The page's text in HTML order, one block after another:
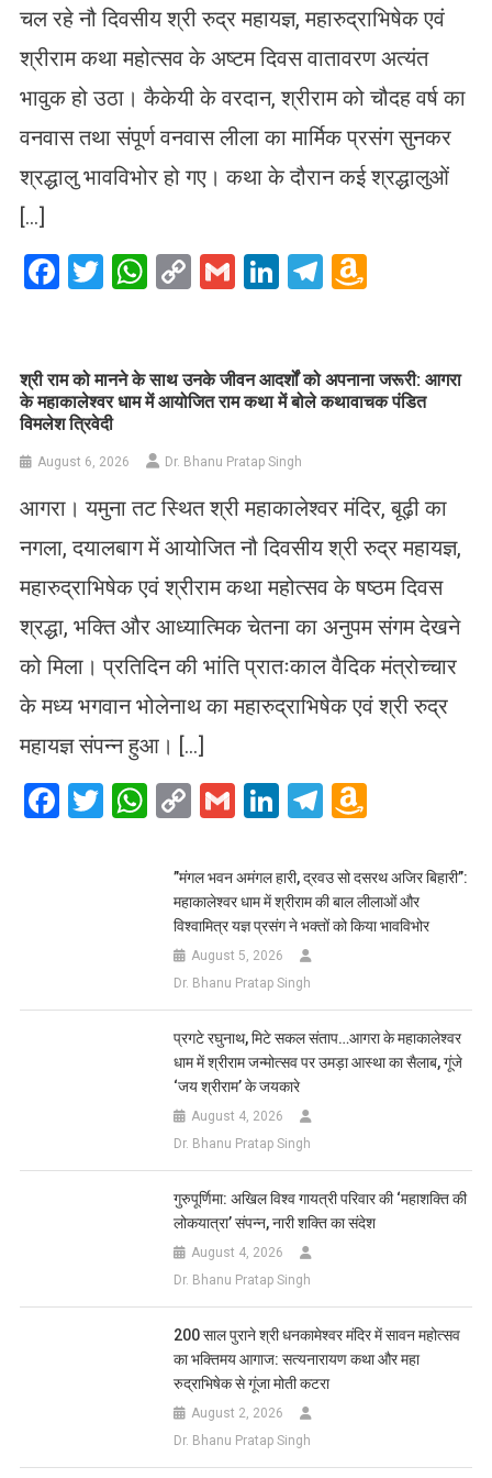
चल रहे नौ दिवसीय श्री रुद्र महायज्ञ, महारुद्राभिषेक एवं
श्रीराम कथा महोत्सव के अष्टम दिवस वातावरण अत्यंत
भावुक हो उठा। कैकेयी के वरदान, श्रीराम को चौदह वर्ष का
वनवास तथा संपूर्ण वनवास लीला का मार्मिक प्रसंग सुनकर
श्रद्धालु भावविभोर हो गए। कथा के दौरान कई श्रद्धालुओं
[…]
Facebook
Twitter
WhatsApp
CopyGmailLinkedIn
Telegram
​श्री राम को मानने के साथ उनके जीवन आदर्शों को अपनाना जरूरी: आगरा
के महाकालेश्वर धाम में आयोजित राम कथा में बोले कथावाचक पंडित
विमलेश त्रिवेदी
August 6, 2026 Dr. Bhanu Pratap Singh
आगरा। यमुना तट स्थित श्री महाकालेश्वर मंदिर, बूढ़ी का
नगला, दयालबाग में आयोजित नौ दिवसीय श्री रुद्र महायज्ञ,
महारुद्राभिषेक एवं श्रीराम कथा महोत्सव के षष्ठम दिवस
श्रद्धा, भक्ति और आध्यात्मिक चेतना का अनुपम संगम देखने
को मिला। प्रतिदिन की भांति प्रातःकाल वैदिक मंत्रोच्चार
के मध्य भगवान भोलेनाथ का महारुद्राभिषेक एवं श्री रुद्र
महायज्ञ संपन्न हुआ। […]
Facebook
Twitter
WhatsApp
CopyGmailLinkedIn
Telegram
List
​”मंगल भवन अमंगल हारी, द्रवउ सो दसरथ अजिर बिहारी”:
महाकालेश्वर धाम में श्रीराम की बाल लीलाओं और
विश्वामित्र यज्ञ प्रसंग ने भक्तों को किया भावविभोर
August 5, 2026
Dr. Bhanu Pratap Singh
प्रगटे रघुनाथ, मिटे सकल संताप…आगरा के महाकालेश्वर
धाम में श्रीराम जन्मोत्सव पर उमड़ा आस्था का सैलाब, गूंजे
‘जय श्रीराम’ के जयकारे
August 4, 2026
Dr. Bhanu Pratap Singh
गुरुपूर्णिमा: अखिल विश्व गायत्री परिवार की ‘महाशक्ति की
लोकयात्रा’ संपन्न, नारी शक्ति का संदेश
August 4, 2026
Dr. Bhanu Pratap Singh
200 साल पुराने श्री धनकामेश्वर मंदिर में सावन महोत्सव
का भक्तिमय आगाज: सत्यनारायण कथा और महा
रुद्राभिषेक से गूंजा मोती कटरा
August 2, 2026
Dr. Bhanu Pratap Singh